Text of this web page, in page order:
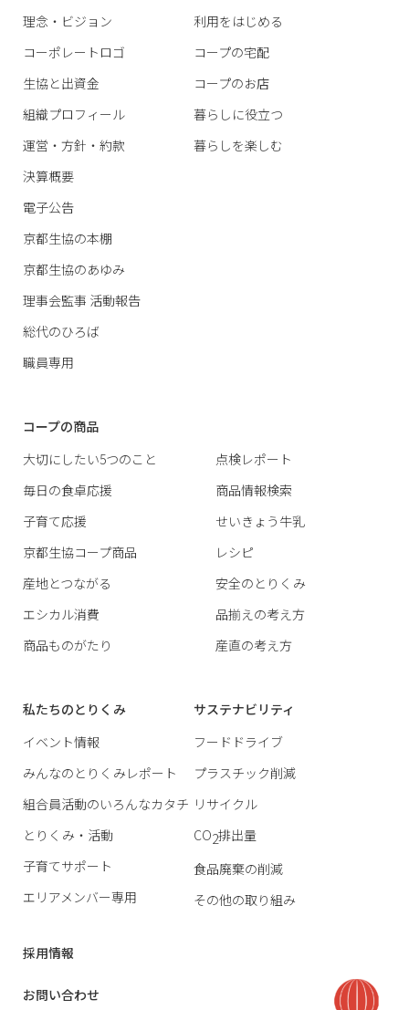
理念・ビジョン
コーポレートロゴ
生協と出資金
組織プロフィール
運営・方針・約款
決算概要
電子公告
京都生協の本棚
京都生協のあゆみ
理事会監事 活動報告
総代のひろば
職員専用
利用をはじめる
コープの宅配
コープのお店
暮らしに役立つ
暮らしを楽しむ
コープの商品
大切にしたい5つのこと
毎日の食卓応援
子育て応援
京都生協コープ商品
産地とつながる
エシカル消費
商品ものがたり
点検レポート
商品情報検索
せいきょう牛乳
レシピ
安全のとりくみ
品揃えの考え方
産直の考え方
私たちのとりくみ
イベント情報
みんなのとりくみレポート
組合員活動のいろんなカタチ
とりくみ・活動
子育てサポート
エリアメンバー専用
サステナビリティ
フードドライブ
プラスチック削減
リサイクル
CO2排出量
食品廃棄の削減
その他の取り組み
採用情報
お問い合わせ